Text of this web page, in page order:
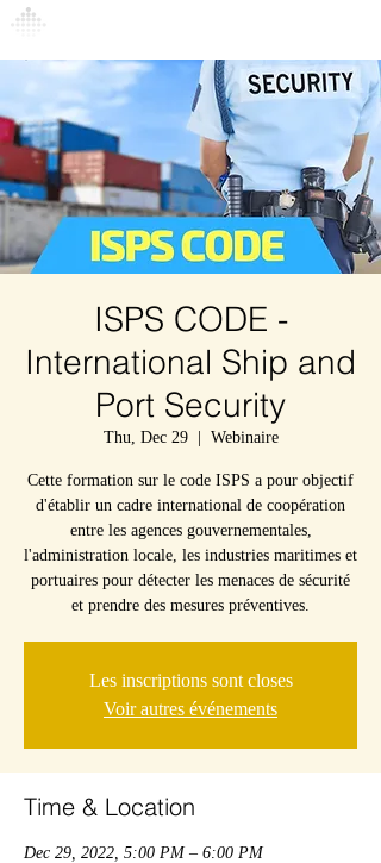
ISPS CODE -
International Ship and
Port Security
Thu, Dec 29
  |
Webinaire
Cette formation sur le code ISPS a pour objectif
d'établir un cadre international de coopération
entre les agences gouvernementales,
l'administration locale, les industries maritimes et
portuaires pour détecter les menaces de sécurité
et prendre des mesures préventives.
Les inscriptions sont closes
Voir autres événements
Time & Location
Dec 29, 2022, 5:00 PM – 6:00 PM